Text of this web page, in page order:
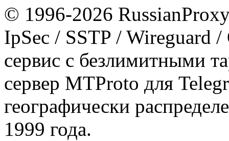
© 1996-2026
IpSec / SSTP / Wireguard
сервис с безлимитными
сервер MTProto для
географически
1999 года.